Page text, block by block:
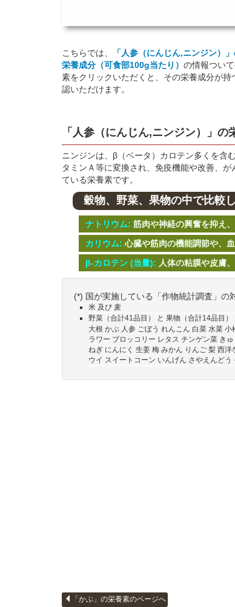
こちらでは、
「人参（にんじん,ニンジン）
栄養成分（可食部100g当たり） の情報つい
素をクリックいただくと、その栄養成分が
認いただけます。
「人参（にんじん,ニンジン）」の
ニンジンは、β（ベータ）カロテン多くを含
タミンＡ等に変換され、免疫機能や改善、
ている栄養素です。
穀物、野菜、果物の中で比較
ナトリウム:筋肉や神経の興奮を抑え
カリウム:心臓や筋肉の機能調節や、
β-カロテン (当量): 人体の粘膜や皮膚
(*) 国が実施している「作物統計調査」の
米 及び 麦
野菜（合計41品目） と 果物（合計14品目）
大根 かぶ 人参 ごぼう れんこん 白菜 水菜
ラワー ブロッコリー レタス チンゲン菜 き
ねぎ にんにく 生姜 梅 みかん りんご 梨 西
ウイ スイートコーン いんげん さやえんどう
「かぶ」の栄養素のページへ